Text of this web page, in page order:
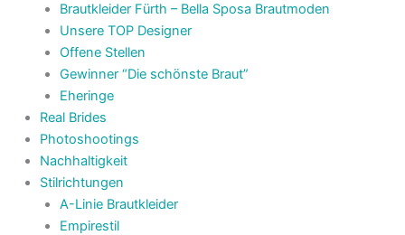
Brautkleider Fürth – Bella Sposa Brautmoden
Unsere TOP Designer
Offene Stellen
Gewinner “Die schönste Braut”
Eheringe
Real Brides
Photoshootings
Nachhaltigkeit
Stilrichtungen
A-Linie Brautkleider
Empirestil